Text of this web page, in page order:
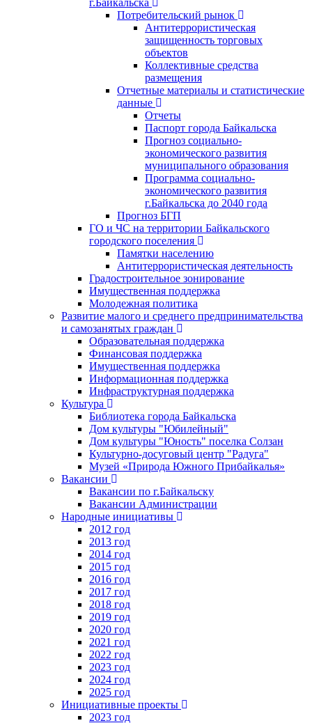
Потребительский рынок
Антитеррористическая
защищенность торговых
объектов
Коллективные средства
размещения
Отчетные материалы и статистические
данные
Отчеты
Паспорт города Байкальска
Прогноз социально-
экономического развития
муниципального образования
Программа социально-
экономического развития
г.Байкальска до 2040 года
Прогноз БГП
ГО и ЧС на территории Байкальского
городского поселения
Памятки населению
Антитеррористическая деятельность
Градостроительное зонирование
Имущественная поддержка
Молодежная политика
Развитие малого и среднего предпринимательства
и самозанятых граждан
Образовательная поддержка
Финансовая поддержка
Имущественная поддержка
Информационная поддержка
Инфраструктурная поддержка
Культура
Библиотека города Байкальска
Дом культуры "Юбилейный"
Дом культуры "Юность" поселка Солзан
Культурно-досуговый центр "Радуга"
Музей «Природа Южного Прибайкалья»
Вакансии
Вакансии по г.Байкальску
Вакансии Администрации
Народные инициативы
2012 год
2013 год
2014 год
2015 год
2016 год
2017 год
2018 год
2019 год
2020 год
2021 год
2022 год
2023 год
2024 год
2025 год
Инициативные проекты
2023 год